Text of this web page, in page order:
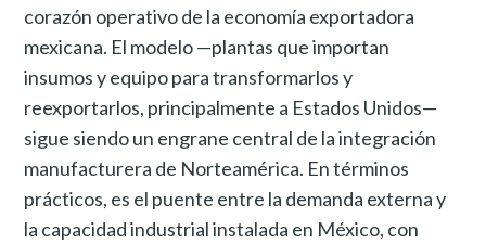
corazón operativo de la economía exportadora
mexicana. El modelo —plantas que importan
insumos y equipo para transformarlos y
reexportarlos, principalmente a Estados Unidos—
sigue siendo un engrane central de la integración
manufacturera de Norteamérica. En términos
prácticos, es el puente entre la demanda externa y
la capacidad industrial instalada en México, con